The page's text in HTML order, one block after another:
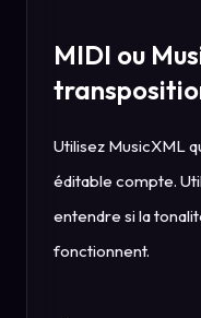
MIDI ou
Utilisez MusicXML
éditable compte.
entendre si la
fonctionnent.